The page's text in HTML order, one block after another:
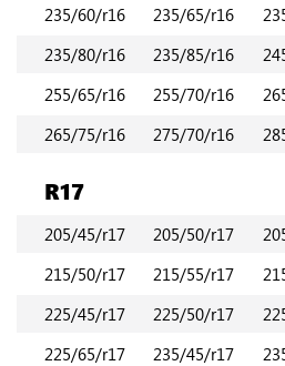
235/60/r16
235/65/r16
235/80/r16
235/85/r16
255/65/r16
255/70/r16
265/75/r16
275/70/r16
R17
205/45/r17 205/50/r17
215/50/r17
215/55/r17
225/45/r17
225/50/r17
225/65/r17
235/45/r17